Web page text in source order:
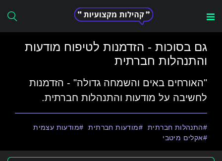
for:
גם בסוכות - הזדמנות לטיפוח מודעות
והתנהלות חברתית
"האורחים באים והשמחה גדולה" - הזדמנות
לחשיבה על מודעות והתנהלות חברתית.
התנהלות חברתית מודעות חברתית
מודעות עצמית
אקלים מיטבי